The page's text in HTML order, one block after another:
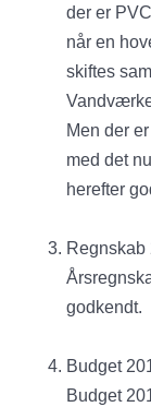
der er
når en
skiftes
Men der
med det
herefter
godkendt.
Budget
Budget